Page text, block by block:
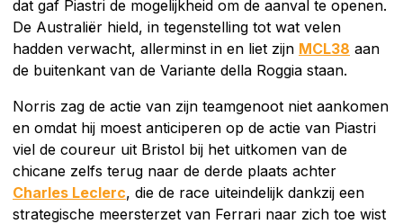
dat gaf Piastri de mogelijkheid om de aanval te openen.
De Australiër hield, in tegenstelling tot wat velen
hadden verwacht, allerminst in en liet zijn MCL38 aan
de buitenkant van de Variante della Roggia staan.
Norris zag de actie van zijn teamgenoot niet aankomen
en omdat hij moest anticiperen op de actie van Piastri
viel de coureur uit Bristol bij het uitkomen van de
chicane zelfs terug naar de derde plaats achter
Charles Leclerc, die de race uiteindelijk dankzij een
strategische meersterzet van Ferrari naar zich toe wist